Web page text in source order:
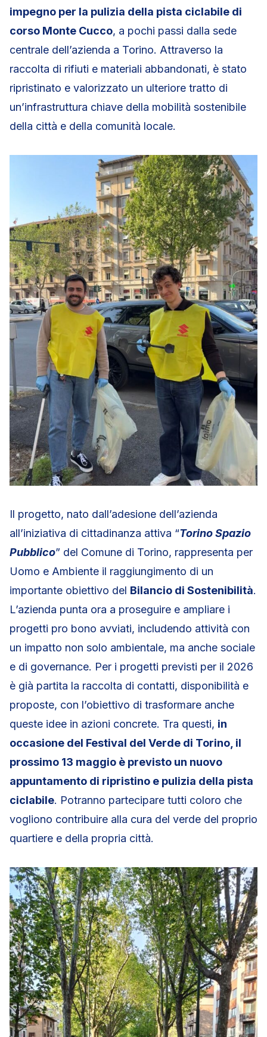
impegno per la pulizia della pista ciclabile di
corso Monte Cucco, a pochi passi dalla sede
centrale dell’azienda a Torino. Attraverso la
raccolta di rifiuti e materiali abbandonati, è stato
ripristinato e valorizzato un ulteriore tratto di
un’infrastruttura chiave della mobilità sostenibile
della città e della comunità locale.
Il progetto, nato dall’adesione dell’azienda
all’iniziativa di cittadinanza attiva “Torino Spazio
Pubblico” del Comune di Torino, rappresenta per
Uomo e Ambiente il raggiungimento di un
importante obiettivo del Bilancio di Sostenibilità.
L’azienda punta ora a proseguire e ampliare i
progetti pro bono avviati, includendo attività con
un impatto non solo ambientale, ma anche sociale
e di governance. Per i progetti previsti per il 2026
è già partita la raccolta di contatti, disponibilità e
proposte, con l’obiettivo di trasformare anche
queste idee in azioni concrete. Tra questi, in
occasione del Festival del Verde di Torino, il
prossimo 13 maggio è previsto un nuovo
appuntamento di ripristino e pulizia della pista
ciclabile. Potranno partecipare tutti coloro che
vogliono contribuire alla cura del verde del proprio
quartiere e della propria città.